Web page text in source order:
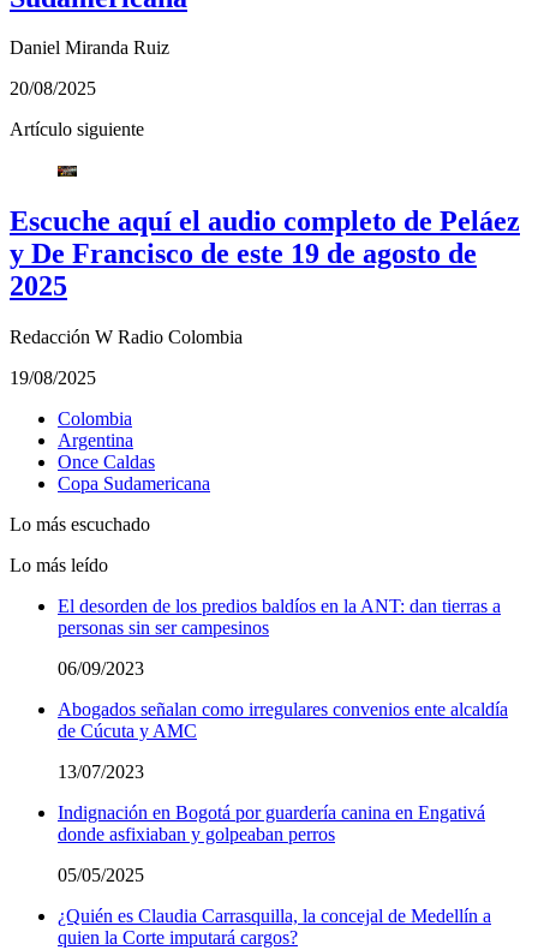
Daniel Miranda Ruiz
20/08/2025
Artículo siguiente
Escuche aquí el audio completo de Peláez
y De Francisco de este 19 de agosto de
2025
Redacción W Radio Colombia
19/08/2025
Colombia
Argentina
Once Caldas
Copa Sudamericana
Lo más escuchado
Lo más leído
El desorden de los predios baldíos en la ANT: dan tierras a
personas sin ser campesinos
06/09/2023
Abogados señalan como irregulares convenios ente alcaldía
de Cúcuta y AMC
13/07/2023
Indignación en Bogotá por guardería canina en Engativá
donde asfixiaban y golpeaban perros
05/05/2025
¿Quién es Claudia Carrasquilla, la concejal de Medellín a
quien la Corte imputará cargos?